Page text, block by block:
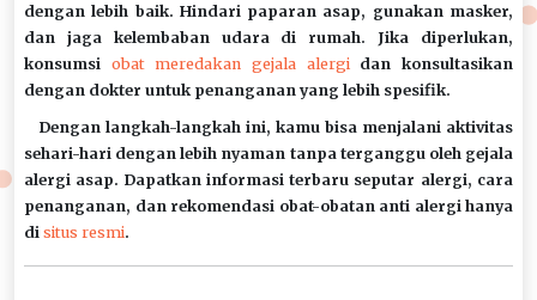
dengan lebih baik. Hindari paparan asap, gunakan masker,
dan jaga kelembaban udara di rumah. Jika diperlukan,
konsumsi obat meredakan gejala alergidan konsultasikan
dengan dokter untuk penanganan yang lebih spesifik.
Dengan langkah-langkah ini, kamu bisa menjalani aktivitas
sehari-hari dengan lebih nyaman tanpa terganggu oleh gejala
alergi asap. Dapatkan informasi terbaru seputar alergi, cara
penanganan, dan rekomendasi obat-obatan anti alergi hanya
di situs resmi.